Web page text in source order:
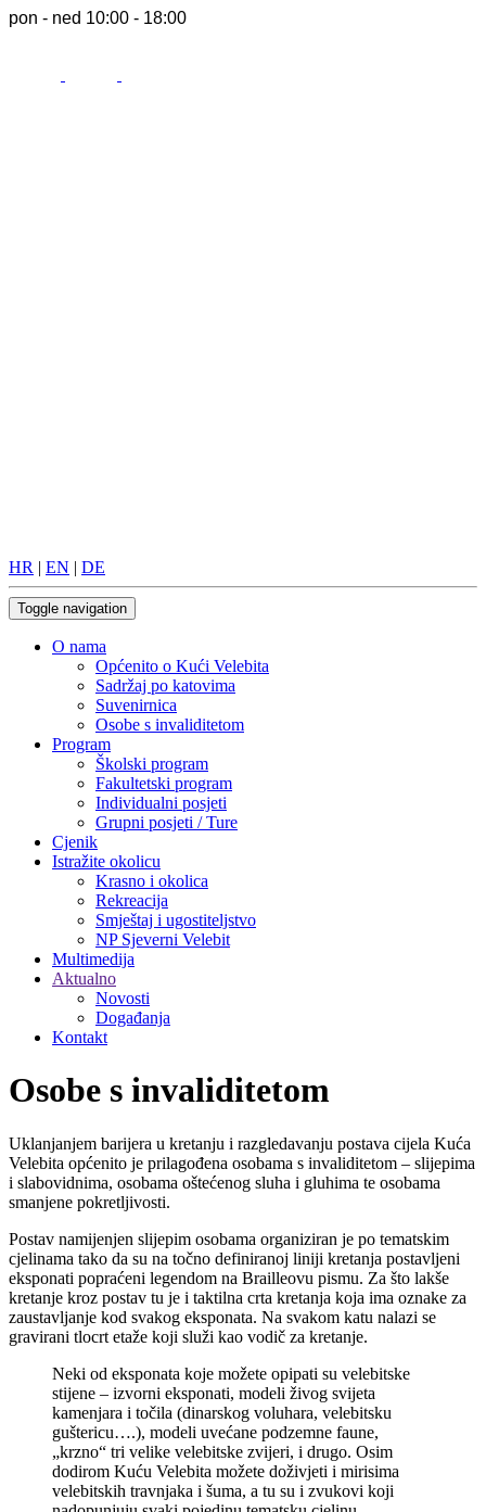
pon - ned 10:00 - 18:00
HR | EN | DE
Toggle navigation
O nama
Općenito o Kući Velebita
Sadržaj po katovima
Suvenirnica
Osobe s invaliditetom
Program
Školski program
Fakultetski program
Individualni posjeti
Grupni posjeti / Ture
Cjenik
Istražite okolicu
Krasno i okolica
Rekreacija
Smještaj i ugostiteljstvo
NP Sjeverni Velebit
Multimedija
Aktualno
Novosti
Događanja
Kontakt
Osobe s invaliditetom
Uklanjanjem barijera u kretanju i razgledavanju postava cijela Kuća
Velebita općenito je prilagođena osobama s invaliditetom – slijepima
i slabovidnima, osobama oštećenog sluha i gluhima te osobama
smanjene pokretljivosti.
Postav namijenjen slijepim osobama organiziran je po tematskim
cjelinama tako da su na točno definiranoj liniji kretanja postavljeni
eksponati popraćeni legendom na Brailleovu pismu. Za što lakše
kretanje kroz postav tu je i taktilna crta kretanja koja ima oznake za
zaustavljanje kod svakog eksponata. Na svakom katu nalazi se
gravirani tlocrt etaže koji služi kao vodič za kretanje.
Neki od eksponata koje možete opipati su velebitske
stijene – izvorni eksponati, modeli živog svijeta
kamenjara i točila (dinarskog voluhara, velebitsku
guštericu….), modeli uvećane podzemne faune,
„krzno“ tri velike velebitske zvijeri, i drugo. Osim
dodirom Kuću Velebita možete doživjeti i mirisima
velebitskih travnjaka i šuma, a tu su i zvukovi koji